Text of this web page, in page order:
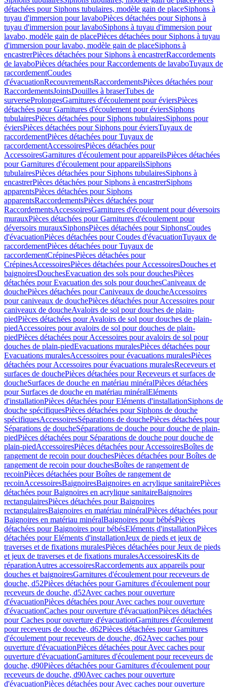
détachées pour Siphons tubulaires, modèle gain de placeSiphons à
tuyau d'immersion pour lavaboPièces détachées pour Siphons à
tuyau d'immersion pour lavaboSiphons à tuyau d'immersion pour
lavabo, modèle gain de placePièces détachées pour Siphons à tuyau
d'immersion pour lavabo, modèle gain de placeSiphons à
encastrerPièces détachées pour Siphons à encastrerRaccordements
de lavaboPièces détachées pour Raccordements de lavaboTuyaux de
raccordementCoudes
d'évacuationRecouvrementsRaccordementsPièces détachées pour
RaccordementsJointsDouilles à braserTubes de
surverseProlongesGarnitures d'écoulement pour éviersPièces
détachées pour Garnitures d'écoulement pour éviersSiphons
tubulairesPièces détachées pour Siphons tubulairesSiphons pour
éviersPièces détachées pour Siphons pour éviersTuyaux de
raccordementPièces détachées pour Tuyaux de
raccordementAccessoiresPièces détachées pour
AccessoiresGarnitures d'écoulement pour appareilsPièces détachées
pour Garnitures d'écoulement pour appareilsSiphons
tubulairesPièces détachées pour Siphons tubulairesSiphons à
encastrerPièces détachées pour Siphons à encastrerSiphons
apparentsPièces détachées pour Siphons
apparentsRaccordementsPièces détachées pour
RaccordementsAccessoiresGarnitures d'écoulement pour déversoirs
murauxPièces détachées pour Garnitures d'écoulement pour
déversoirs murauxSiphonsPièces détachées pour SiphonsCoudes
d'évacuationPièces détachées pour Coudes d'évacuationTuyaux de
raccordementPièces détachées pour Tuyaux de
raccordementCrépinesPièces détachées pour
CrépinesAccessoiresPièces détachées pour AccessoiresDouches et
baignoiresDouchesEvacuation des sols pour douchesPièces
détachées pour Evacuation des sols pour douchesCaniveaux de
douchePièces détachées pour Caniveaux de doucheAccessoires
pour caniveaux de douchePièces détachées pour Accessoires pour
caniveaux de doucheAvaloirs de sol pour douches de plain-
piedPièces détachées pour Avaloirs de sol pour douches de plain-
piedAccessoires pour avaloirs de sol pour douches de plain-
piedPièces détachées pour Accessoires pour avaloirs de sol pour
douches de plain-piedEvacuations muralesPièces détachées pour
Evacuations muralesAccessoires pour évacuations muralesPièces
détachées pour Accessoires pour évacuations muralesReceveurs et
surfaces de douchePièces détachées pour Receveurs et surfaces de
doucheSurfaces de douche en matériau minéralPièces détachées
pour Surfaces de douche en matériau minéralEléments
d'installationPièces détachées pour Eléments d'installationSiphons de
douche spécifiquesPièces détachées pour Siphons de douche
spécifiquesAccessoiresSéparations de douchePièces détachées pour
Séparations de doucheSéparations de douche pour douche de plain-
piedPièces détachées pour Séparations de douche pour douche de
plain-piedAccessoiresPièces détachées pour AccessoiresBoîtes de
rangement de recoin pour douchesPièces détachées pour Boîtes de
rangement de recoin pour douchesBoîtes de rangement de
recoinPièces détachées pour Boîtes de rangement de
recoinAccessoiresBaignoiresBaignoires en acrylique sanitairePièces
détachées pour Baignoires en acrylique sanitaireBaignoires
rectangulairesPièces détachées pour Baignoires
rectangulairesBaignoires en matériau minéralPièces détachées pour
Baignoires en matériau minéralBaignoires pour bébésPièces
détachées pour Baignoires pour bébésEléments d'installationPièces
détachées pour Eléments d'installationJeux de pieds et jeux de
traverses et de fixations muralesPièces détachées pour Jeux de pieds
et jeux de traverses et de fixations muralesAccessoiresKits de
réparationAutres accessoiresRaccordements aux appareils pour
douches et baignoiresGarnitures d'écoulement pour receveurs de
douche, d52Pièces détachées pour Garnitures d'écoulement pour
receveurs de douche, d52Avec caches pour ouverture
d'évacuationPièces détachées pour Avec caches pour ouverture
d'évacuationCaches pour ouverture d'évacuationPièces détachées
pour Caches pour ouverture d'évacuationGarnitures d'écoulement
pour receveurs de douche, d62Pièces détachées pour Garnitures
d'écoulement pour receveurs de douche, d62Avec caches pour
ouverture d'évacuationPièces détachées pour Avec caches pour
ouverture d'évacuationGarnitures d'écoulement pour receveurs de
douche, d90Pièces détachées pour Garnitures d'écoulement pour
receveurs de douche, d90Avec caches pour ouverture
d'évacuationPièces détachées pour Avec caches pour ouverture